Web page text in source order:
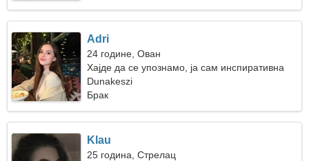
Adri
24 године, Ован
Хајде да се упознамо, ја сам инспиративна
жена
Dunakeszi
Брак
Klau
25 година, Стрелац